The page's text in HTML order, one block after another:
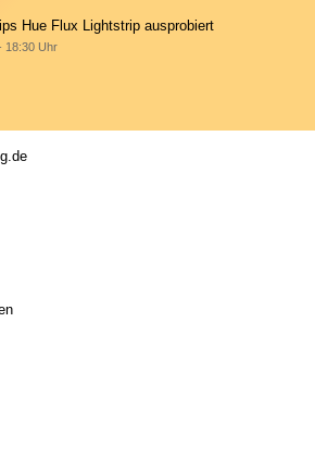
Hue Flux Lightstrip ausprobiert
18:30 Uhr